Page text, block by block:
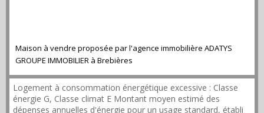
Maison à vendre proposée par l'agence immobilière ADATYS
GROUPE IMMOBILIER à Brebières
Logement à consommation énergétique excessive : Classe
énergie G, Classe climat E Montant moyen estimé des
dépenses annuelles d'énergie pour un usage standard, établi